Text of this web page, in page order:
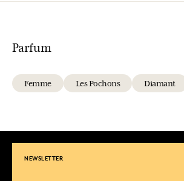
Parfum
Femme Les Pochons Diamant
NEWSLETTER